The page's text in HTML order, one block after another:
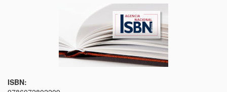
ISBN: